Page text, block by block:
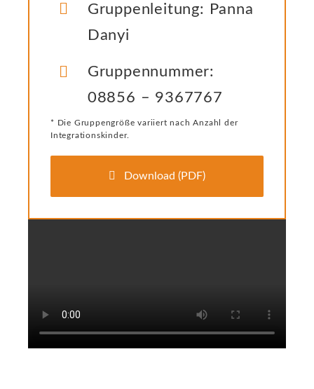
Gruppenleitung: Panna
Danyi
Gruppennummer:
08856 – 9367767
* Die Gruppengröße variiert nach Anzahl der
Integrationskinder.
Download (PDF)